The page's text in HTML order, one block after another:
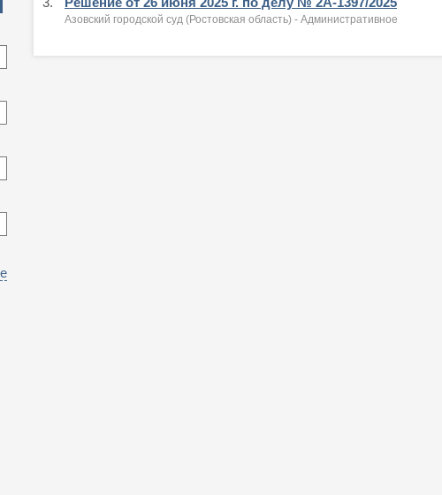
Азовский городской суд (Ростовская область) - Административное